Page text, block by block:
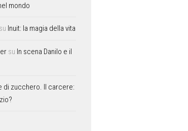
mondo
su Inuit: la magia della vita
su In scena Danilo e il
di zucchero. Il carcere: